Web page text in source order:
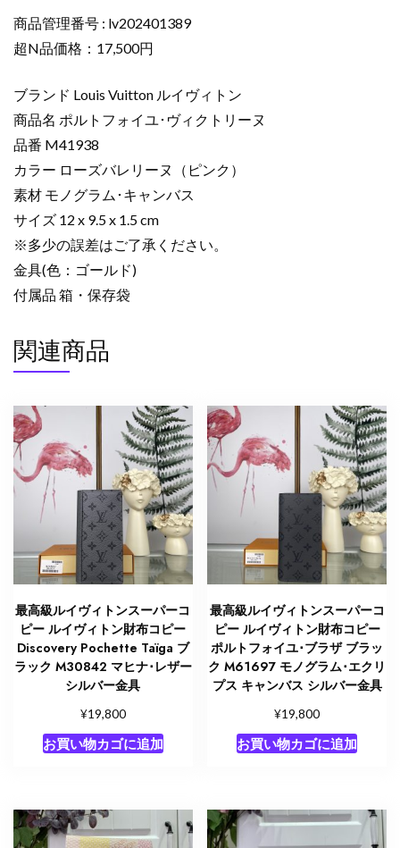
財
布
ピ
ー
ポ
ル
ト
フ
ォ
イ
ユ･
ヴ
ィ
ト
リ
ヌ
ロ
ー
ズ
バ
ー
（ピ
ン
ク）
M41938
ャ
ン
商品管理番号 : lv202401389
超N品価格：17,500円
ブランド Louis Vuitton ルイヴィトン
商品名 ポルトフォイユ･ヴィクトリーヌ
品番 M41938
カラー ローズバレリーヌ（ピンク）
素材 モノグラム･キャンバス
サイズ 12 x 9.5 x 1.5 cm
※多少の誤差はご了承ください。
金具(色：ゴールド)
付属品 箱・保存袋
関連商品
最高級ルイヴィトンスーパーコ
ピー ルイヴィトン財布コピー
Discovery Pochette Taïga ブ
ラック M30842 マヒナ･レザー
シルバー金具
¥19,800
お買い物カゴに追加
最高級ルイヴィトンスーパーコ
ピー ルイヴィトン財布コピー
ポルトフォイユ･ブラザ ブラッ
ク M61697 モノグラム･エクリ
プス キャンバス シルバー金具
¥19,800
お買い物カゴに追加